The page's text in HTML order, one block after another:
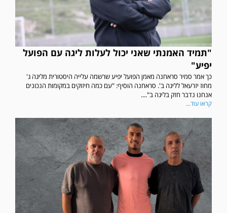
"תמיד האמנתי שאני יכול לעלות ליגה עם הפועל
יפיע"
כך אמר סמיר סראחנה מאמן הפועל יפיע שרשמה עלייה היסטורית מליגה ג'
מחוז יזרעאל לליגה ב'. סראחנה הוסיף: "עם כמה חיזוקים במקומות הנכונים
אנחנו נדבר חזק בליגה ב"....
קראו עוד...